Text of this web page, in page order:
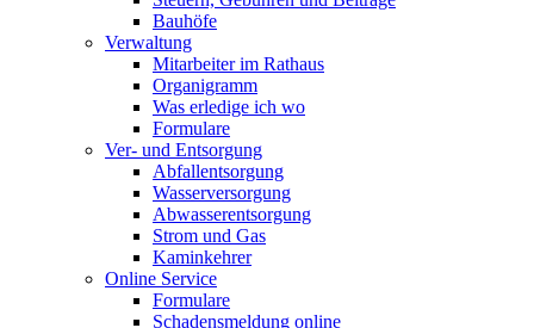
Bauhöfe
Verwaltung
Mitarbeiter im Rathaus
Organigramm
Was erledige ich wo
Formulare
Ver- und Entsorgung
Abfallentsorgung
Wasserversorgung
Abwasserentsorgung
Strom und Gas
Kaminkehrer
Online Service
Formulare
Schadensmeldung online